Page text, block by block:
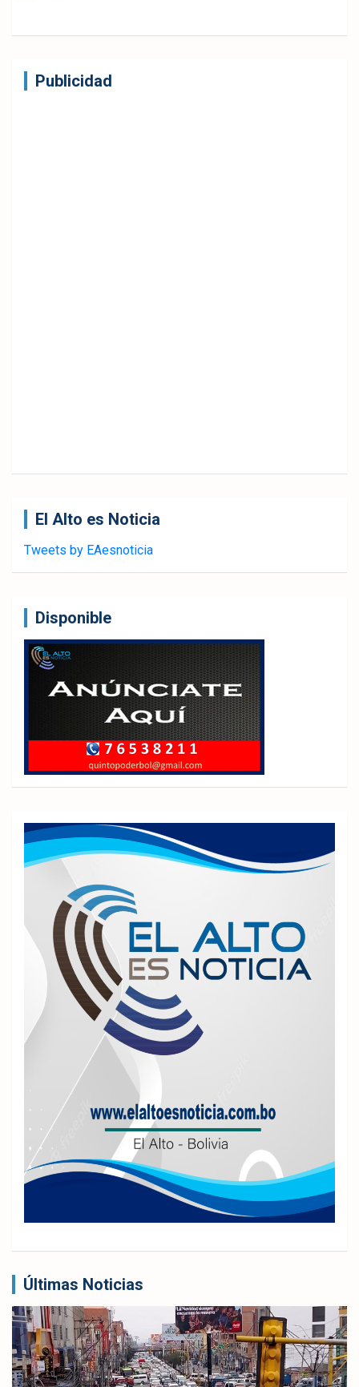
Publicidad
El Alto es Noticia
Tweets by EAesnoticia
Disponible
Últimas Noticias